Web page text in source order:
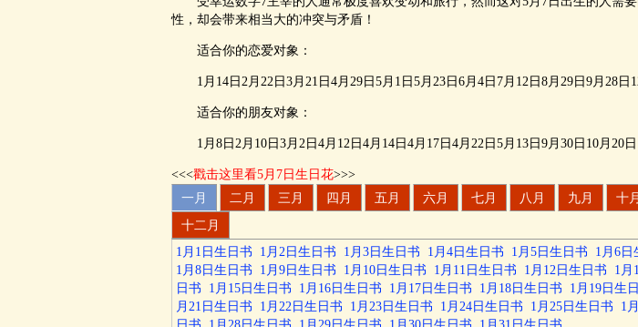
性，却会带来相当大的冲突与矛盾！
适合你的恋爱对象：
1月14日2月22日3月21日4月29日5月1日5月23日6月4日7月12日8月29日9月28日
适合你的朋友对象：
1月8日2月10日3月2日4月12日4月14日4月17日4月22日5月13日9月30日10月20日
<<<戳击这里看5月7日生日花>>>
一月 二月 三月 四月 五月 六月 七月 八月 九月 十月
十二月
1月1日生日书 1月2日生日书 1月3日生日书 1月4日生日书 1月5日生日书 1月6日
1月8日生日书
1月9日生日书 1月10日生日书 1月11日生日书 1月12日生日书 1月
日书
1月15日生日书 1月16日生日书 1月17日生日书 1月18日生日书 1月19日生
月21日生日书
1月22日生日书 1月23日生日书 1月24日生日书 1月25日生日书 1